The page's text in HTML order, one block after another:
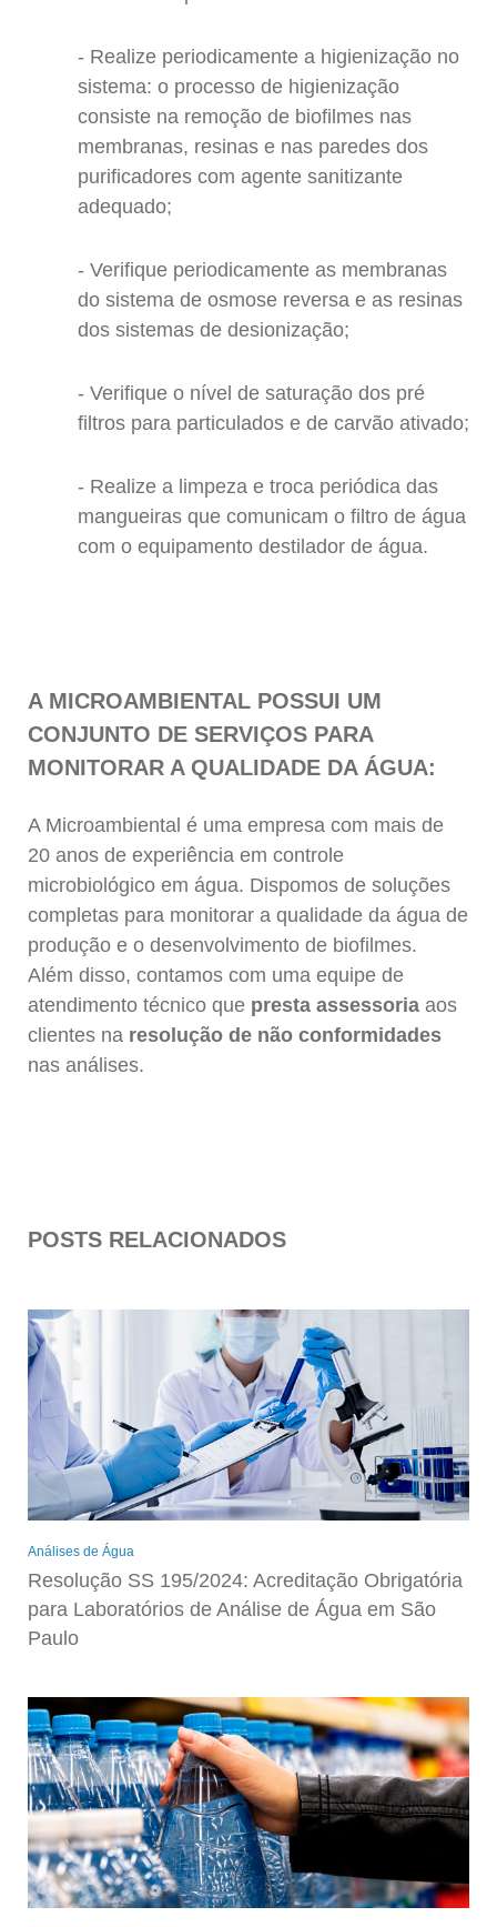
Realize periodicamente a higienização no
sistema: o processo de higienização
consiste na remoção de biofilmes nas
membranas, resinas e nas paredes dos
purificadores com agente sanitizante
adequado;
Verifique periodicamente as membranas
do sistema de osmose reversa e as resinas
dos sistemas de desionização;
Verifique o nível de saturação dos pré
filtros para particulados e de carvão ativado;
Realize a limpeza e troca periódica das
mangueiras que comunicam o filtro de água
com o equipamento destilador de água.
A MICROAMBIENTAL POSSUI UM
CONJUNTO DE SERVIÇOS PARA
MONITORAR A QUALIDADE DA ÁGUA:
A Microambiental é uma empresa com mais de
20 anos de experiência em controle
microbiológico em água. Dispomos de soluções
completas para monitorar a qualidade da água de
produção e o desenvolvimento de biofilmes.
Além disso, contamos com uma equipe de
atendimento técnico que presta assessoria aos
clientes na resolução de não conformidades
nas análises.
POSTS RELACIONADOS
Análises de Água
Resolução SS 195/2024: Acreditação Obrigatória
para Laboratórios de Análise de Água em São
Paulo